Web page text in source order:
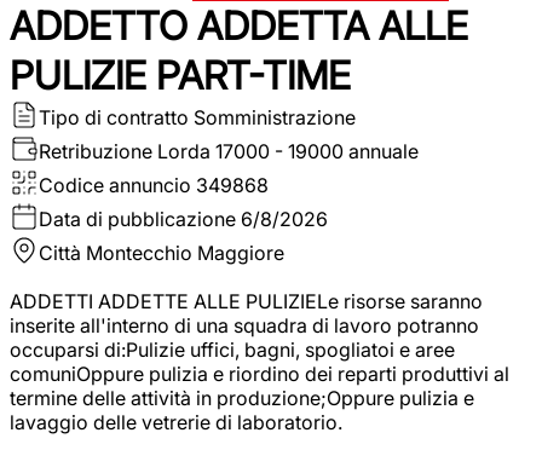
ADDETTO ADDETTA ALLE
PULIZIE PART-TIME
Tipo di contratto Somministrazione
Retribuzione Lorda 17000 - 19000 annuale
Codice annuncio 349868
Data di pubblicazione 6/8/2026
Città Montecchio Maggiore
ADDETTI ADDETTE ALLE PULIZIELe risorse saranno
inserite all'interno di una squadra di lavoro potranno
occuparsi di:Pulizie uffici, bagni, spogliatoi e aree
comuniOppure pulizia e riordino dei reparti produttivi al
termine delle attività in produzione;Oppure pulizia e
lavaggio delle vetrerie di laboratorio.